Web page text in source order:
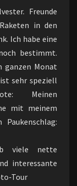
Freunde
in den
Ich habe eine
bestimmt.
ganzen Monat
sehr speziell
Meinen
mit meinem
viele nette
interessante
Tour